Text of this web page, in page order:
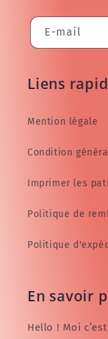
E-mail
Liens
Mention légale
Condition
Imprimer les
Politique de
Politique
En savoir
Hello ! Moi